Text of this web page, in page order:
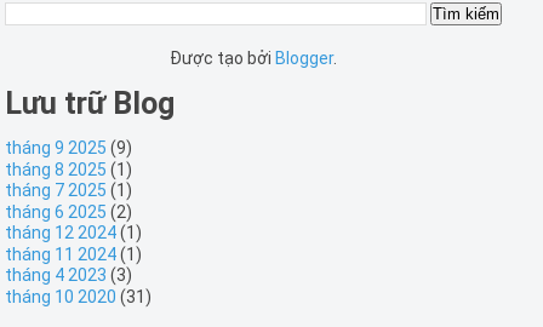
Được tạo bởi Blogger.
Lưu trữ Blog
tháng 9 2025 (9)
tháng 8 2025 (1)
tháng 7 2025 (1)
tháng 6 2025 (2)
tháng 12 2024(1)
tháng 11 2024(1)
tháng 4 2023 (3)
tháng 10 2020 (31)